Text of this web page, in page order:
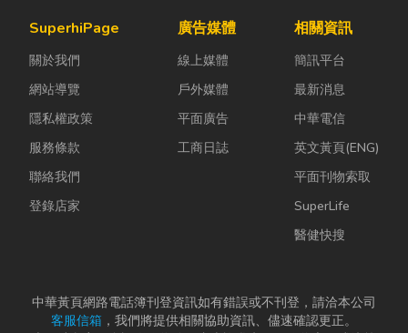
SuperhiPage
關於我們
網站導覽
隱私權政策
服務條款
聯絡我們
登錄店家
廣告媒體
線上媒體
戶外媒體
平面廣告
工商日誌
相關資訊
簡訊平台
最新消息
中華電信
英文黃頁(ENG)
平面刊物索取
SuperLife
醫健快搜
中華黃頁網路電話簿刊登資訊如有錯誤或不刊登，請洽本公司
客服信箱 ，我們將提供相關協助資訊、儘速確認更正。